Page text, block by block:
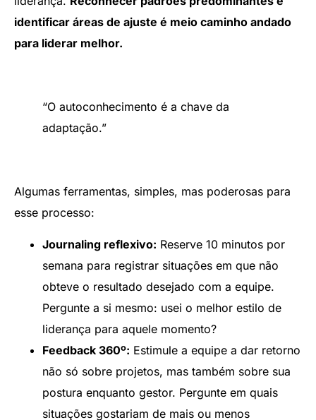
identificar áreas de ajuste é meio caminho andado
para liderar melhor.
“O autoconhecimento é a chave da
adaptação.”
Algumas ferramentas, simples, mas poderosas para
esse processo:
Journaling reflexivo: Reserve 10 minutos por
semana para registrar situações em que não
obteve o resultado desejado com a equipe.
Pergunte a si mesmo: usei o melhor estilo de
liderança para aquele momento?
Feedback 360º: Estimule a equipe a dar retorno
não só sobre projetos, mas também sobre sua
postura enquanto gestor. Pergunte em quais
situações gostariam de mais ou menos